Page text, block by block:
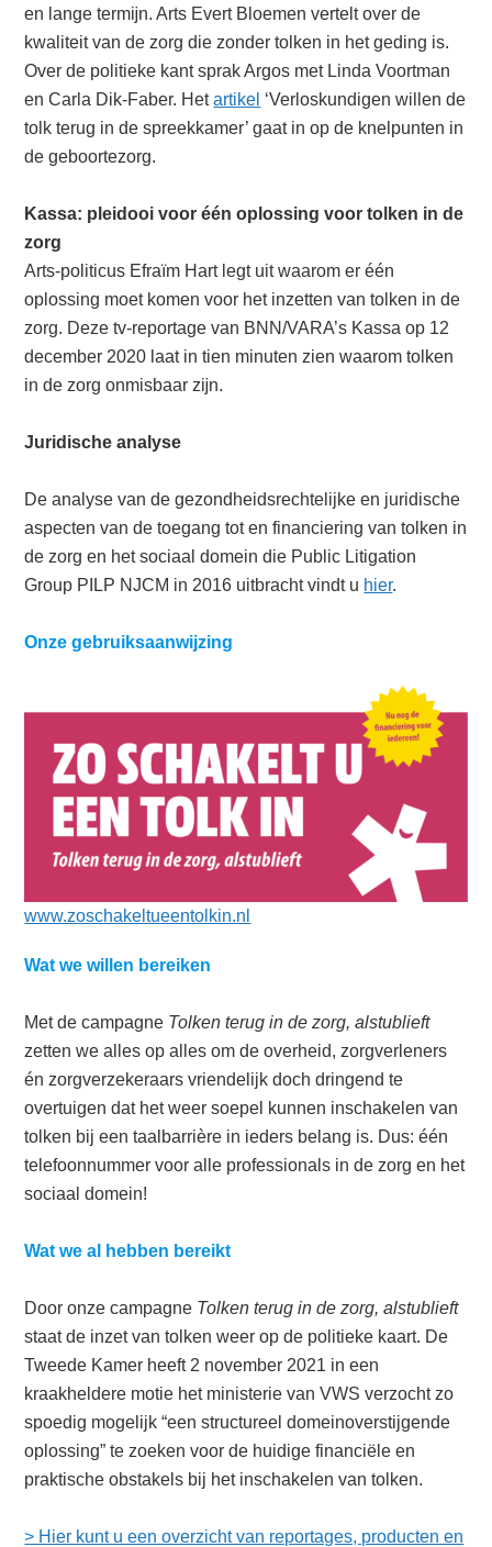
en lange termĳn. Arts Evert Bloemen vertelt over de
kwaliteit van de zorg die zonder tolken in het geding is.
Over de politieke kant sprak Argos met Linda Voortman
en Carla Dik-Faber. Hetartikel ‘Verloskundigen willen de
tolk terug in de spreekkamer’ gaat in op de knelpunten in
de geboortezorg.
Kassa: pleidooi voor één oplossing voor tolken in de
zorg
Arts-politicus Efraïm Hart legt uit waarom er één
oplossing moet komen voor het inzetten van tolken in de
zorg. Deze tv-reportage van BNN/VARA’s Kassa op 12
december 2020 laat in tien minuten zien waarom tolken
in de zorg onmisbaar zĳn.
Juridische analyse
De analyse van de gezondheidsrechtelijke en juridische
aspecten van de toegang tot en financiering van tolken in
de zorg en het sociaal domein die Public Litigation
Group PILP NJCM in 2016 uitbracht vindt u hier.
Onze gebruiksaanwijzing
www.zoschakeltueentolkin.nl
Wat we willen bereiken
Met de campagne Tolken terug in de zorg, alstublieft
zetten we alles op alles om de overheid, zorgverleners
én zorgverzekeraars vriendelijk doch dringend te
overtuigen dat het weer soepel kunnen inschakelen van
tolken bij een taalbarrière in ieders belang is. Dus: één
telefoonnummer voor alle professionals in de zorg en het
sociaal domein!
Wat we al hebben bereikt
Door onze campagne Tolken terug in de zorg, alstublieft
staat de inzet van tolken weer op de politieke kaart. De
Tweede Kamer heeft 2 november 2021 in een
kraakheldere motie het ministerie van VWS verzocht zo
spoedig mogelijk “een structureel domeinoverstijgende
oplossing” te zoeken voor de huidige financiële en
praktische obstakels bij het inschakelen van tolken.
> Hier kunt u een overzicht van reportages, producten en